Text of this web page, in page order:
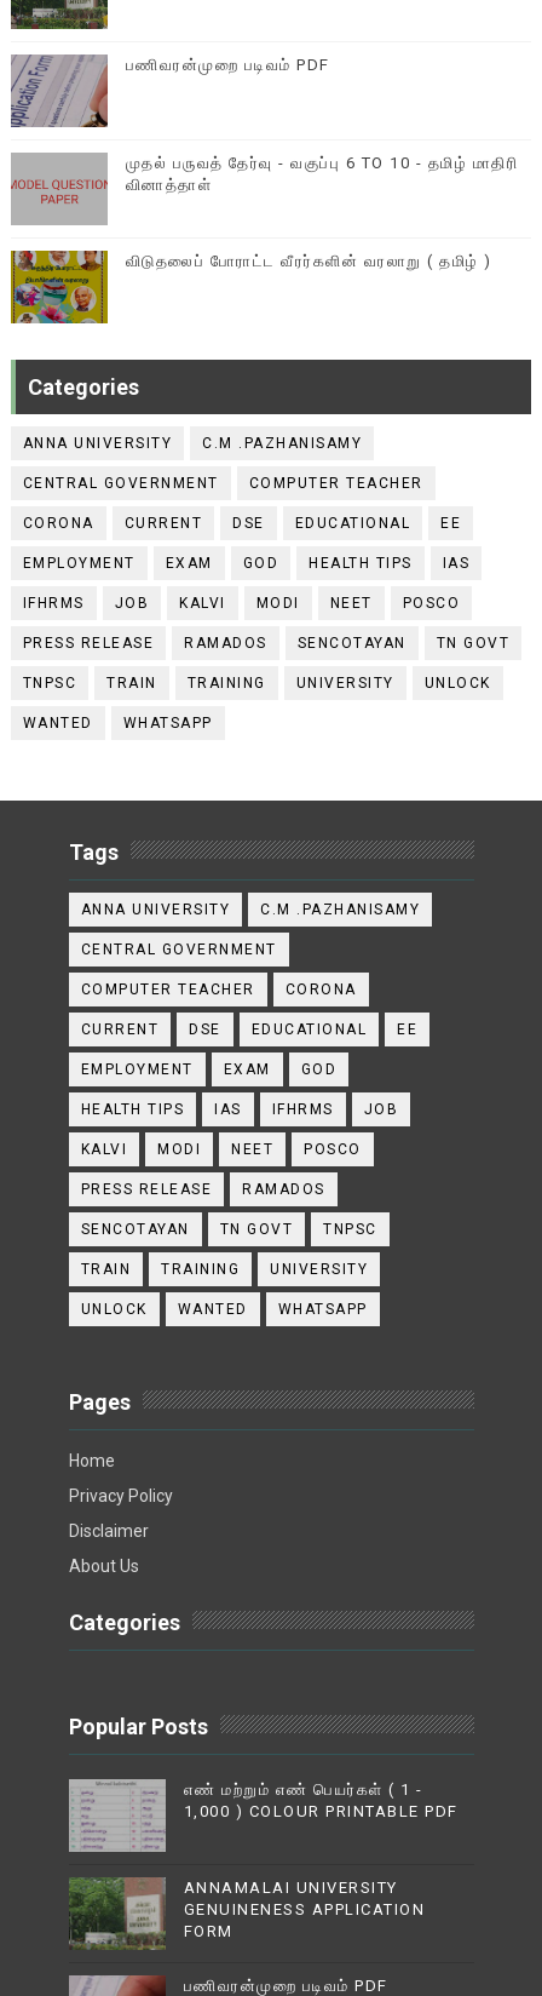
பணிவரன்முறை படிவம் PDF
முதல் பருவத் தேர்வு - வகுப்பு 6 TO 10 - தமிழ் மாதிரி
வினாத்தாள்
விடுதலைப் போராட்ட வீரர்களின் வரலாறு ( தமிழ் )
Categories
ANNA UNIVERSITY C.M .PAZHANISAMY
CENTRAL GOVERNMENT COMPUTER TEACHER
CORONA CURRENT DSE EDUCATIONAL EE
EMPLOYMENT EXAM GOD HEALTH TIPS IAS
IFHRMS JOB KALVI MODI NEET POSCO
PRESS RELEASE RAMADOS SENCOTAYAN TN GOVT
TNPSC TRAIN TRAINING UNIVERSITY UNLOCK
WANTED WHATSAPP
Tags
ANNA UNIVERSITY C.M .PAZHANISAMY
CENTRAL GOVERNMENT
COMPUTER TEACHER CORONA
CURRENT DSE EDUCATIONAL EE
EMPLOYMENT EXAM GOD
HEALTH TIPS IAS IFHRMS JOB
KALVI MODI NEET POSCO
PRESS RELEASE RAMADOS
SENCOTAYAN TN GOVT TNPSC
TRAIN TRAINING UNIVERSITY
UNLOCK WANTED WHATSAPP
Pages
Home
Privacy Policy
Disclaimer
About Us
Categories
Popular Posts
எண் மற்றும் எண் பெயர்கள் ( 1 -
1,000 ) COLOUR PRINTABLE PDF
ANNAMALAI UNIVERSITY
GENUINENESS APPLICATION
FORM
பணிவரன்முறை படிவம் PDF